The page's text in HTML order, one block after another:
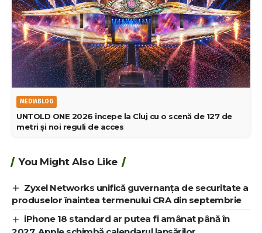
MEDIABLOG
UNTOLD ONE 2026 începe la Cluj cu o scenă de 127 de
metri și noi reguli de acces
You Might Also Like
Zyxel Networks unifică guvernanța de securitate a
produselor înaintea termenului CRA din septembrie
iPhone 18 standard ar putea fi amânat până în